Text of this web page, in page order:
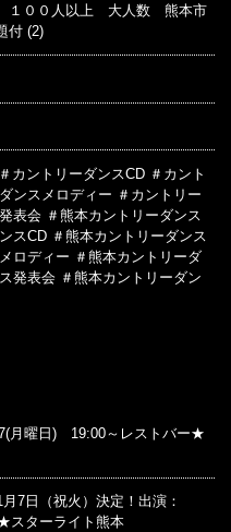
００人以上 大人数 熊本市
付 (2)
カントリーダンスCD ＃カント
ンスメロディー ＃カントリー
表会 ＃熊本カントリーダンス
スCD ＃熊本カントリーダンス
ロディー ＃熊本カントリーダ
発表会 ＃熊本カントリーダン
月曜日) 19:00～レストバー★
7日（祝火）決定！出演：
ターライト熊本